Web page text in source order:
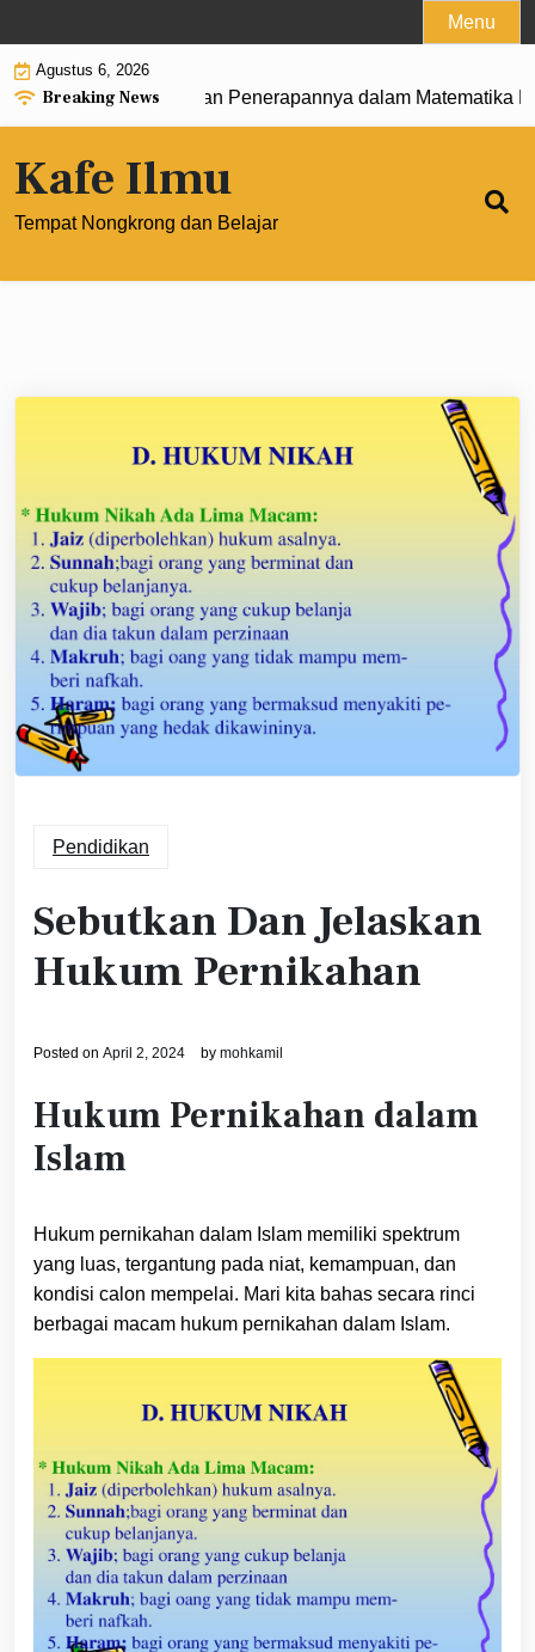
to
content
Menu
Agustus 6, 2026
Breaking News
Rumus, dan Penerapannya dalam Matematika
Kafe Ilmu
Tempat Nongkrong dan Belajar
Pendidikan
Sebutkan Dan Jelaskan
Hukum Pernikahan
Posted on April 2, 2024 by mohkamil
Hukum Pernikahan dalam
Islam
Hukum pernikahan dalam Islam memiliki spektrum
yang luas, tergantung pada niat, kemampuan, dan
kondisi calon mempelai. Mari kita bahas secara rinci
berbagai macam hukum pernikahan dalam Islam.